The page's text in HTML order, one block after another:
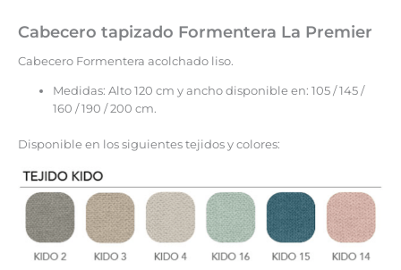
Cabecero tapizado Formentera La Premier
Cabecero Formentera acolchado liso.
Medidas: Alto 120 cm y ancho disponible en: 105 / 145 /
160 / 190 / 200 cm.
Disponible en los siguientes tejidos y colores: